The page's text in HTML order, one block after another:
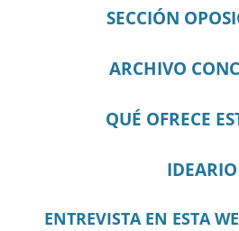
SECCIÓN
ARCHIVO
QUÉ OFRECE
IDEARIO
ENTREVISTA EN ESTA